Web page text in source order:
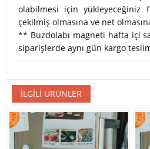
olabilmesi için yükleyeceğiniz
çekilmiş olmasına ve net
** Buzdolabı magneti hafta içi
siparişlerde aynı gün kargo
İLGILI ÜRÜNLER